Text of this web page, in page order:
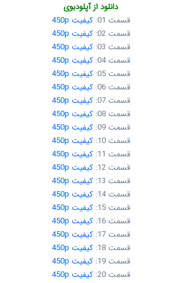
دانلود از آپلودبوی
قسمت 01:
کیفیت 450p
قسمت 02:
کیفیت 450p
قسمت 03:
کیفیت 450p
قسمت 04:
کیفیت 450p
قسمت 05:
کیفیت 450p
قسمت 06:
کیفیت 450p
قسمت 07:
کیفیت 450p
قسمت 08:
کیفیت 450p
قسمت 09:
کیفیت 450p
قسمت 10:
کیفیت 450p
قسمت 11:
کیفیت 450p
قسمت 12:
کیفیت 450p
قسمت 13:
کیفیت 450p
قسمت 14:
کیفیت 450p
قسمت 15:
کیفیت 450p
قسمت 16:
کیفیت 450p
قسمت 17:
کیفیت 450p
قسمت 18:
کیفیت 450p
قسمت 19:
کیفیت 450p
قسمت 20:
کیفیت 450p